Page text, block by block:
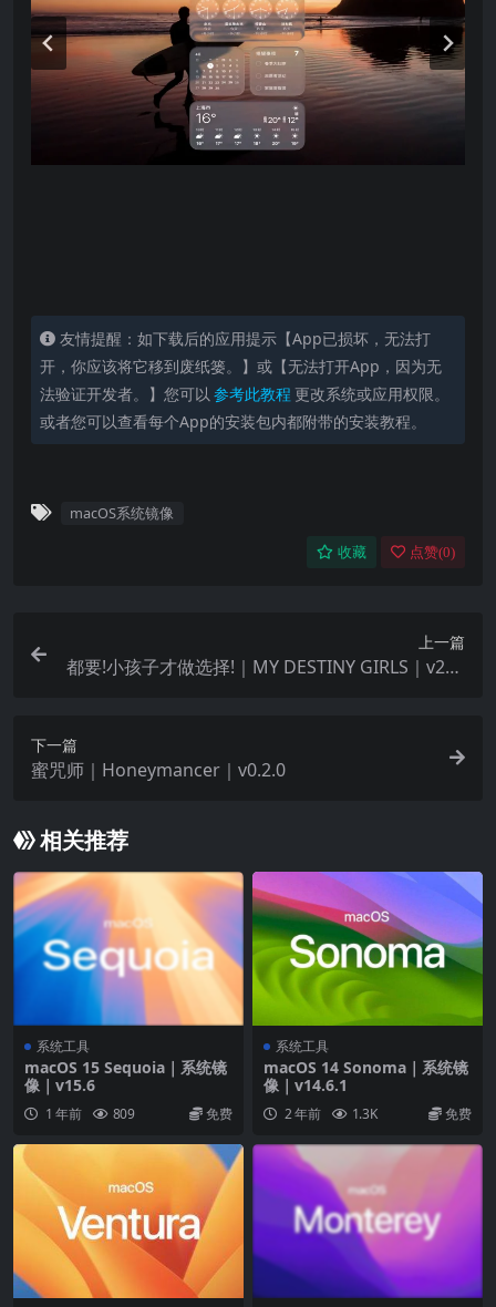
以管理/接听/语音信箱等。
Apple Intelligence / 实时翻译：系统级的智能功
能（包含实时翻译、快捷指令增强、
Notes/Reminders 的智能建议等），部分 AI 功能
需要 Apple Silicon 并在受支持的语言/地区先行上
线。
Metal 4：面向开发者与游戏，加入如 MetalFX
Frame Interpolation（帧插值）、Denoising、更
强的路径追踪/光线追踪能力等技术，目标是提升
AAA 游戏在 Apple Silicon 上的表现。
开发工具链更新（例如 Game Porting Toolkit &
期间有例子）在 Tahoe 上可能需要补丁或等待更
兼容机型：官方列出了可升级的 Mac 型号（以
Silicon（M1 及以后）全面支持，并只有部分较新
Intel 机型获得 Tahoe 支持（且 Tahoe 将是对 Intel
的最后一次重大 macOS 更新）。升级前请核对你
具体型号。
Apple 明确 Tahoe 将成为对 Intel Mac 的最后一次
大版本支持，这意味着未来新特性与 Apple
Intelligence 的完整体验会优先在 Apple Silicon
上。
友情提醒：如下载后的应用提示【App已损坏，无法打
开，你应该将它移到废纸篓。】或【无法打开App，因为无
法验证开发者。】您可以 参考此教程 更改系统或应用权限。
或者您可以查看每个App的安装包内都附带的安装教程。
macOS系统镜像
收藏 点赞(0)
上一篇
都要!小孩子才做选择!｜MY DESTINY GIRLS｜v202
下一篇
蜜咒师｜Honeymancer｜v0.2.0
相关推荐
系统工具
macOS 15 Sequoia｜系统镜
像｜v15.6
1 年前 809 免费
系统工具
macOS 14 Sonoma｜系统镜
像｜v14.6.1
2 年前 1.3K 免费